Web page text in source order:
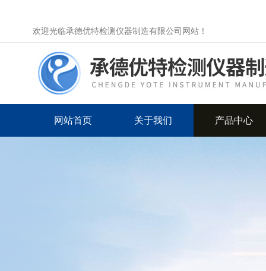
欢迎光临承德优特检测仪器制造有限公司网站！
网站首页 关于我们 产品中心